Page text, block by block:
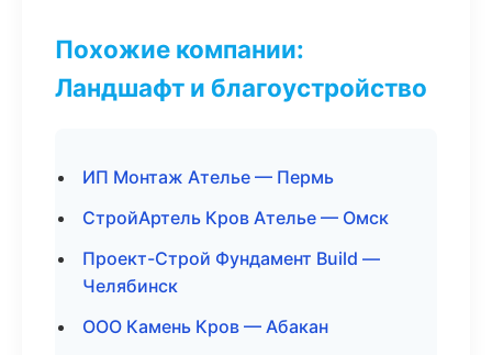
Похожие компании:
Ландшафт и благоустройство
ИП Монтаж Ателье — Пермь
СтройАртель Кров Ателье — Омск
Проект-Строй Фундамент Build —
Челябинск
ООО Камень Кров — Абакан